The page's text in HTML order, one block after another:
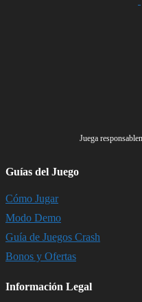
Juega
Guías del Juego
Cómo Jugar
Modo Demo
Guía de Juegos Crash
Bonos y Ofertas
Información Legal